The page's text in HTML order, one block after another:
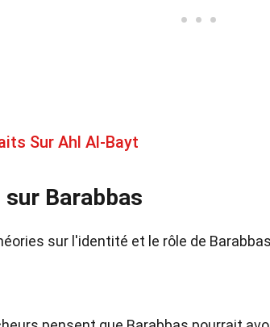
Sur Ahl Al-Bayt
Barabbas
sur l'identité et le rôle de